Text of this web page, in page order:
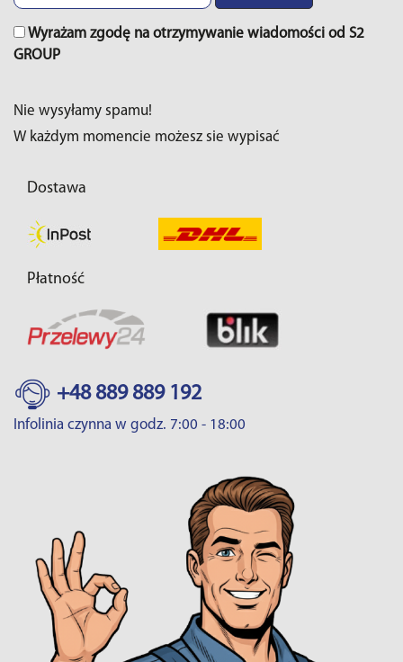
Wyrażam zgodę na otrzymywanie wiadomości od S2
GROUP
Nie wysyłamy spamu!
W każdym momencie możesz sie wypisać
Dostawa
Płatność
+48 889 889 192
Infolinia czynna w godz. 7:00 - 18:00